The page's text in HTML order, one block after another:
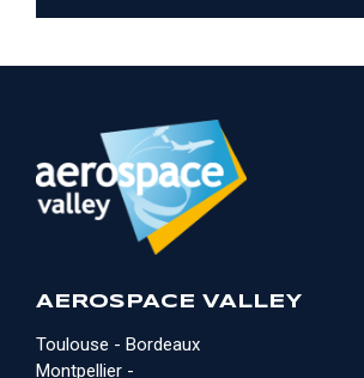
AEROSPACE VALLEY
Toulouse - Bordeaux
Montpellier -